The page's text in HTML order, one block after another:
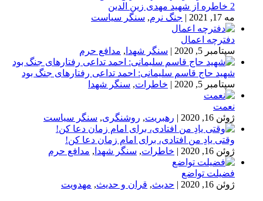
2 خاطره از شهید مهدی زین الدین
مه 17, 2021
| جنگ نرم, سنگر سیاست
دفترچه اعمال
سپتامبر 5, 2020
| سنگر شهدا , مدافع حرم
شهید حاج قاسم سلیمانی: احمد تداعی رفتارهای جنگ بود
سپتامبر 5, 2020
| خاطرات, سنگر شهدا
نعمت
ژوئن 16, 2020
| رهبریت, روشنگری, سنگر سیاست
وقتی یادِ من افتادی، برای امام زمان دعا کن!
ژوئن 16, 2020
| خاطرات, سنگر شهدا , مدافع حرم
فضیلت تواضع
ژوئن 16, 2020
| حدیث, قران و حدیث, مهدویت